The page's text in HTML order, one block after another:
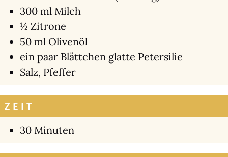
300 ml Milch
½ Zitro­ne
50 ml Oli­ven­öl
ein paar Blätt­chen glat­te Peter­si­lie
Salz, Pfef­fer
ZEIT
30 Minu­ten